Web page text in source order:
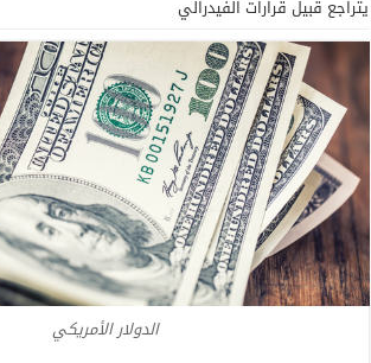
يتراجع قبيل قرارات الفيدرالي
الدولار الأمريكي